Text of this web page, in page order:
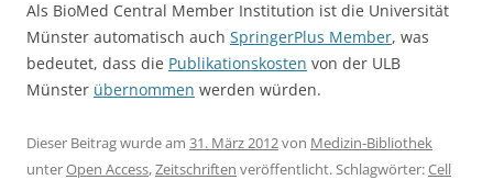
Als BioMed Central Member Institution ist die Universität
Münster automatisch auch SpringerPlus Member, was
bedeutet, dass die Publikationskosten von der ULB
Münster übernommen werden würden.
Dieser Beitrag wurde am 31. März 2012von Medizin-Bibliothek
unterOpen Access,Zeitschriften veröffentlicht. Schlagwörter:Cell